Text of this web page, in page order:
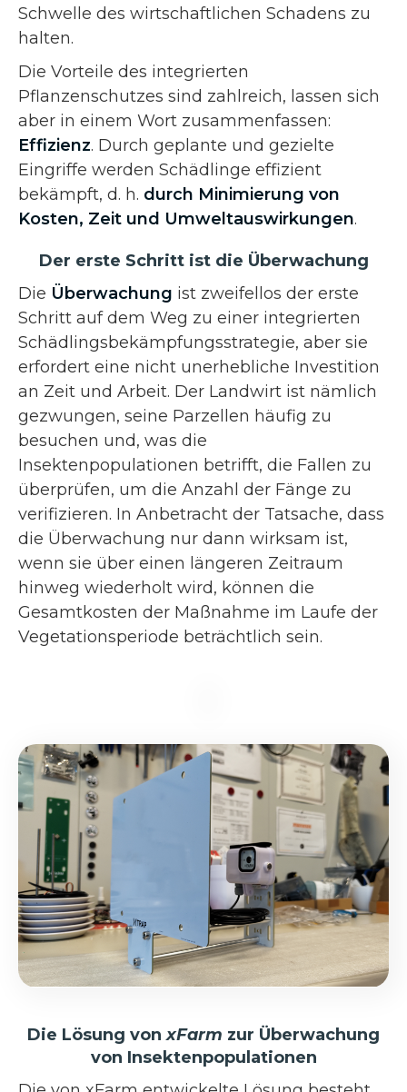
Schwelle des wirtschaftlichen Schadens zu
halten.
Die Vorteile des integrierten
Pflanzenschutzes sind zahlreich, lassen sich
aber in einem Wort zusammenfassen:
Effizienz. Durch geplante und gezielte
Eingriffe werden Schädlinge effizient
bekämpft, d. h. durch Minimierung von
Kosten, Zeit und Umweltauswirkungen.
Der erste Schritt ist die Überwachung
Die Überwachung ist zweifellos der erste
Schritt auf dem Weg zu einer integrierten
Schädlingsbekämpfungsstrategie, aber sie
erfordert eine nicht unerhebliche Investition
an Zeit und Arbeit. Der Landwirt ist nämlich
gezwungen, seine Parzellen häufig zu
besuchen und, was die
Insektenpopulationen betrifft, die Fallen zu
überprüfen, um die Anzahl der Fänge zu
verifizieren. In Anbetracht der Tatsache, dass
die Überwachung nur dann wirksam ist,
wenn sie über einen längeren Zeitraum
hinweg wiederholt wird, können die
Gesamtkosten der Maßnahme im Laufe der
Vegetationsperiode beträchtlich sein.
Die Lösung vonxFarm zur Überwachung
von Insektenpopulationen